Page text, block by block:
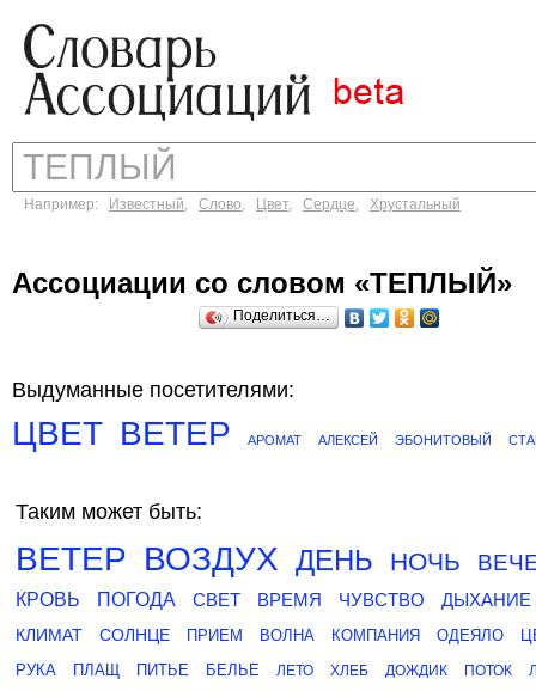
Например: Известный, Слово, Цвет, Сердце, Хрустальный
Ассоциации со словом «ТЕПЛЫЙ»
Поделиться…
Выдуманные посетителями:
ЦВЕТ ВЕТЕР АРОМАТ АЛЕКСЕЙ ЭБОНИТОВЫЙ
Таким может быть:
ВЕТЕР ВОЗДУХ ДЕНЬ НОЧЬ
КРОВЬ ПОГОДА СВЕТ ВРЕМЯ ЧУВСТВО ДЫХАНИЕ
КЛИМАТ СОЛНЦЕ ПРИЕМ ВОЛНА КОМПАНИЯ ОДЕЯЛО
РУКА
ПЛАЩ ПИТЬЕ БЕЛЬЕ ЛЕТО ХЛЕБ ДОЖДИК ПОТОК